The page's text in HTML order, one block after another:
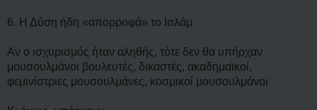
6. Η Δύση ήδη «απορροφά» το Ισλάμ
Αν ο ισχυρισμός ήταν αληθής, τότε δεν θα υπήρχαν
μουσουλμάνοι βουλευτές, δικαστές, ακαδημαϊκοί,
φεμινίστριες μουσουλμάνες, κοσμικοί μουσουλμάνοι